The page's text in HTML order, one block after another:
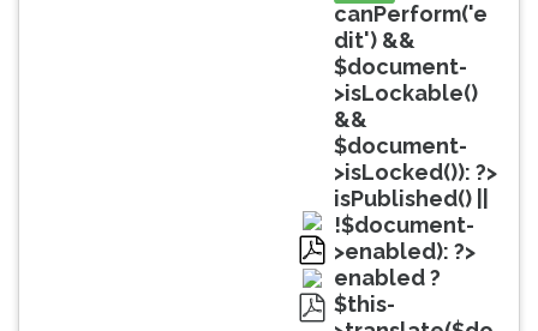
pdf
canPerform('e
dit') &&
$document-
>isLockable()
&&
$document-
>isLocked()): ?>
isPublished() ||
!$document-
>enabled): ?>
enabled ?
$this-